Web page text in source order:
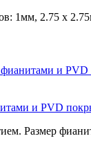
1мм, 2.75 x
и PVD
Размер